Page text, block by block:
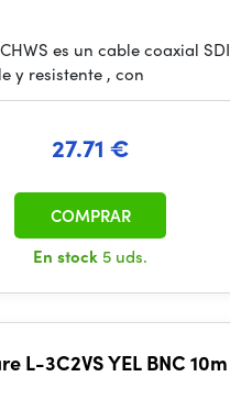
es un cable coaxial SDI
y resistente , con
27.71 €
En stock 5 uds.
COMPRAR
L-3C2VS YEL BNC 10m